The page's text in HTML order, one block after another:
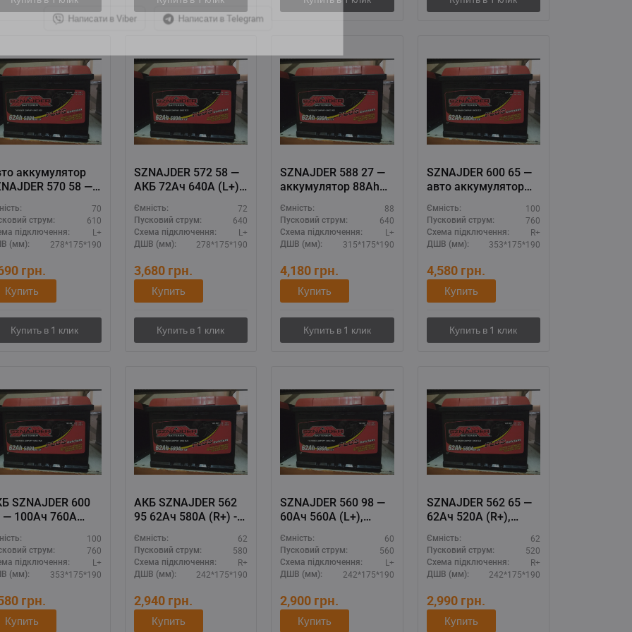
аккумулятор
570 58 —
ток
70
струм: 610
підключення: L+
(мм): 278*175*190
грн.
Купить
SZNAJDER 572 58 —
АКБ 72Ач 640А (L+),
автомобилей
Ємність: 72
Пусковий струм: 640
Схема підключення: L+
ДШВ (мм): 278*175*190
3,680 грн.
Купить
SZNAJDER 588 27 —
аккумулятор 88Ah
повышенная
ёмкость и
надежность
Ємність: 88
Пусковий струм: 640
Схема підключення: L+
ДШВ (мм): 315*175*190
4,180 грн.
Купить
SZNAJDER 600 65 —
авто аккумулятор
максимальная
мощность 12V
Ємність: 100
Пусковий струм: 760
Схема підключення: R+
ДШВ (мм): 353*175*190
4,580 грн.
Купить
SZNAJDER 600
— 100Ач 760А
аккумулятор
дизеля, высокие
100
струм: 760
підключення: L+
(мм): 353*175*190
грн.
Купить
АКБ SZNAJDER 562
95 62Ач 580А (R+) -
аккумулятор
шнайдер для
дизельных
двигателей
Ємність: 62
Пусковий струм: 580
Схема підключення: R+
ДШВ (мм): 242*175*190
2,940 грн.
Купить
SZNAJDER 560 98 —
60Ач 560А (L+),
универсальная
батарея для авто
Ємність: 60
Пусковий струм: 560
Схема підключення: L+
ДШВ (мм): 242*175*190
2,900 грн.
Купить
SZNAJDER 562 65 —
62Ач 520А (R+),
аккумулятор с
длительным сроком
службы
Ємність: 62
Пусковий струм: 520
Схема підключення: R+
ДШВ (мм): 242*175*190
2,990 грн.
Купить
Написати в Viber Написати в Telegram